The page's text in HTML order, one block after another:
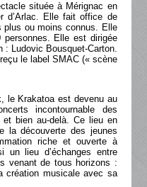
située à Mérignac en
d’Arlac. Elle fait office de
plus ou moins connus. Elle
Elle est dirigée
: Ludovic Bousquet-Carton.
le label SMAC (« scène
le Krakatoa est devenu au
incontournable des
bien au-delà. Ce lieu en
la découverte des jeunes
riche et ouverte à
lieu d’échanges entre
venant de tous horizons :
création musicale avec sa